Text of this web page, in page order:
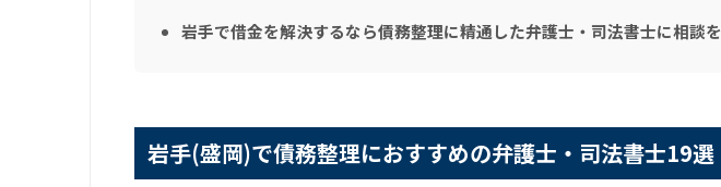
岩手で借金を解決するなら債務整理に精通した弁護士・司法書士に相談を
岩手(盛岡)で債務整理におすすめの弁護士・司法書士19選